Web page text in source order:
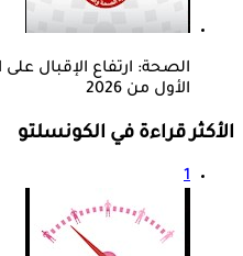
الأول من 2026
الأكثر قراءة في الكونسلتو
1